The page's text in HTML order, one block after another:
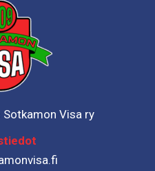
Visa ry